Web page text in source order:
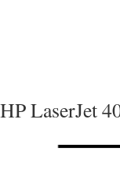
HP LaserJet